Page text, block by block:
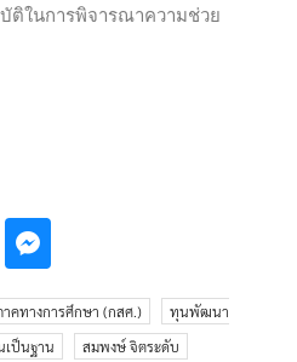
ติในการพิจารณาความช่วย
คทางการศึกษา (กสศ.)
ทุนพัฒนา
ป็นฐาน
สมพงษ์ จิตระดับ